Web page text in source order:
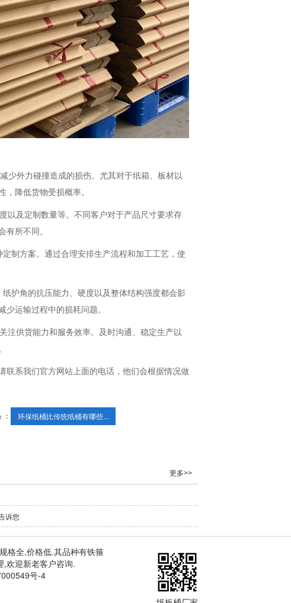
少外力碰撞造成的损伤。尤其对于纸箱、板材以
降低货物受损概率。
以及定制数量等。不同客户对于产品尺寸要求存
所不同。
制方案。通过合理安排生产流程和加工工艺，使
护角的抗压能力、硬度以及整体结构强度都会影
运输过程中的损耗问题。
注供货能力和服务效率。及时沟通、稳定生产以
联系我们官方网站上面的电话，他们会根据情况做
环保纸桶比传统纸桶有哪些...
更多>>
诉您
格全,价格低.其品种有铁箍
,欢迎新老客户咨询.
号-4